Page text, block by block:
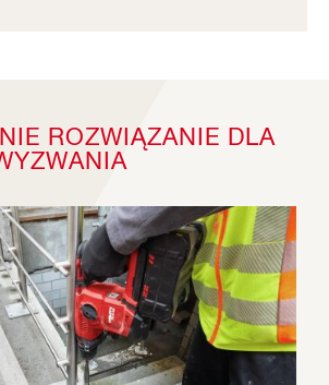
ROZWIĄZANIE DLA